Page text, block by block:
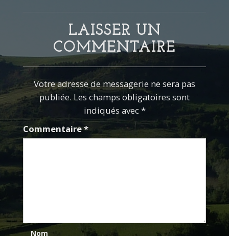
LAISSER UN
COMMENTAIRE
Votre adresse de messagerie ne sera pas
publiée. Les champs obligatoires sont
indiqués avec *
Commentaire*
Nom